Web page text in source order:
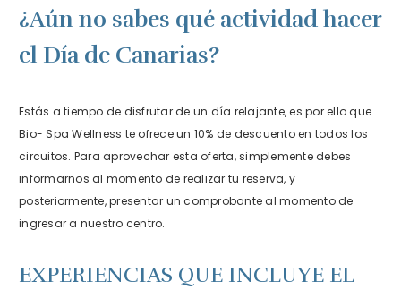
¿Aún no sabes qué actividad hacer
el Día de Canarias?
Estás a tiempo de disfrutar de un día relajante, es por ello que
Bio- Spa Wellness te ofrece un 10% de descuento en todos los
circuitos. Para aprovechar esta oferta, simplemente debes
informarnos al momento de realizar tu reserva, y
posteriormente, presentar un comprobante al momento de
ingresar a nuestro centro.
EXPERIENCIAS QUE INCLUYE EL